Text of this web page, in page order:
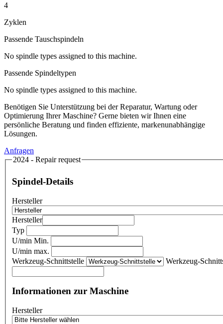
4
Zyklen
Passende Tauschspindeln
No spindle types assigned to this machine.
Passende Spindeltypen
No spindle types assigned to this machine.
Benötigen Sie Unterstützung bei der Reparatur, Wartung oder
Optimierung Ihrer Maschine? Gerne bieten wir Ihnen eine
persönliche Beratung und finden effiziente, markenunabhängige
Lösungen.
Anfragen
2024 - Repair request
Spindel-Details
Hersteller
Hersteller
Typ
U/min Min.
U/min max.
Werkzeug-Schnittstelle
Werkzeug-
Informationen zur Maschine
Hersteller